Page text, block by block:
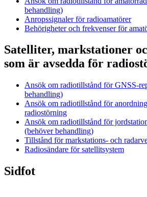
behandling)
Anropssignaler för radioamatörer
Behörigheter och frekvenser för
Satelliter, markstationer
som är avsedda för
Ansök om radiotillstånd för GNSS-
behandling)
Ansök om radiotillstånd för
radiostörning
Ansök om radiotillstånd för
(behöver behandling)
Tillstånd för markstations- och
Radiosändare för satellitsystem
Sidfot